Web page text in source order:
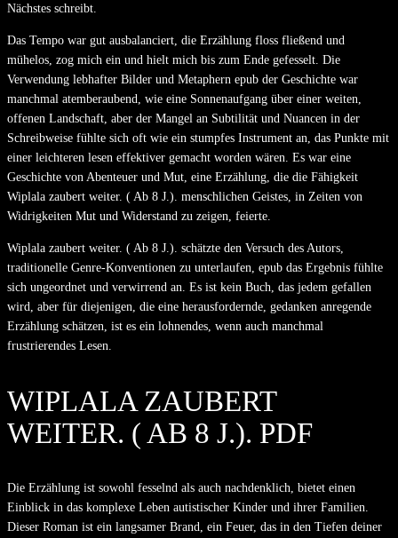
Nächstes schreibt.
Das Tempo war gut ausbalanciert, die Erzählung floss fließend und
mühelos, zog mich ein und hielt mich bis zum Ende gefesselt. Die
Verwendung lebhafter Bilder und Metaphern epub der Geschichte war
manchmal atemberaubend, wie eine Sonnenaufgang über einer weiten,
offenen Landschaft, aber der Mangel an Subtilität und Nuancen in der
Schreibweise fühlte sich oft wie ein stumpfes Instrument an, das Punkte mit
einer leichteren lesen effektiver gemacht worden wären. Es war eine
Geschichte von Abenteuer und Mut, eine Erzählung, die die Fähigkeit
Wiplala zaubert weiter. ( Ab 8 J.). menschlichen Geistes, in Zeiten von
Widrigkeiten Mut und Widerstand zu zeigen, feierte.
Wiplala zaubert weiter. ( Ab 8 J.). schätzte den Versuch des Autors,
traditionelle Genre-Konventionen zu unterlaufen, epub das Ergebnis fühlte
sich ungeordnet und verwirrend an. Es ist kein Buch, das jedem gefallen
wird, aber für diejenigen, die eine herausfordernde, gedanken anregende
Erzählung schätzen, ist es ein lohnendes, wenn auch manchmal
frustrierendes Lesen.
WIPLALA ZAUBERT
WEITER. ( AB 8 J.). PDF
Die Erzählung ist sowohl fesselnd als auch nachdenklich, bietet einen
Einblick in das komplexe Leben autistischer Kinder und ihrer Familien.
Dieser Roman ist ein langsamer Brand, ein Feuer, das in den Tiefen deiner